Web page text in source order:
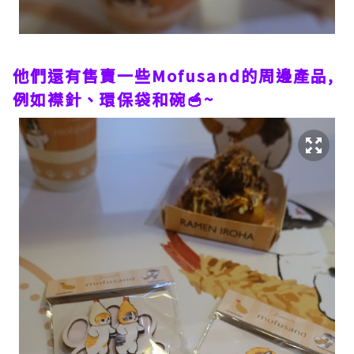
他們還有售賣一些Mofusand的周邊產品,
例如襟針、環保袋和碗🥣~